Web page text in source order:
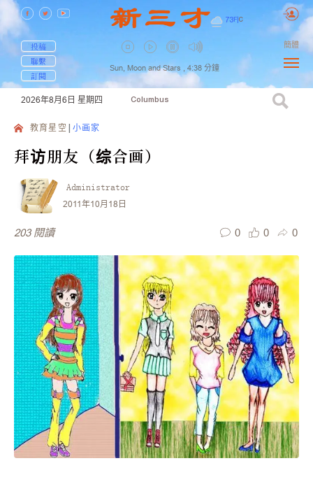
73F| C
投稿
聯繫
訂閱
Sun, Moon and Stars , 4:38 分鐘
簡體
2026年8月6日 星期四 Columbus
教育星空 小画家
拜访朋友（综合画）
Administrator
2011年10月18日
203 閱讀 0 0 0